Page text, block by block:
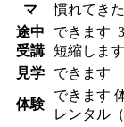
マ
慣れてき
途中
受講
できます
短縮します
見学
できます
体験
できます
レンタル